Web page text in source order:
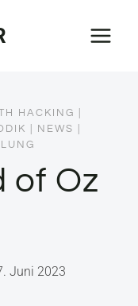
HACKING
NEWS
of Oz
Juni 2023